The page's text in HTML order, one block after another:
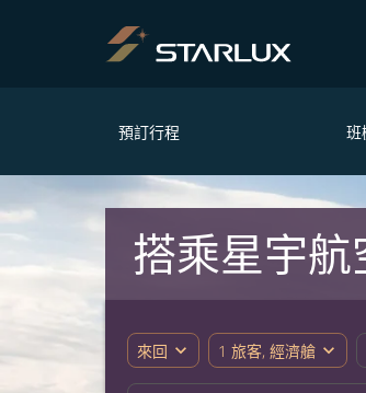
預訂行程 班
搭乘星宇
來回 expand_more 1 旅客, 經濟艙 expand_more